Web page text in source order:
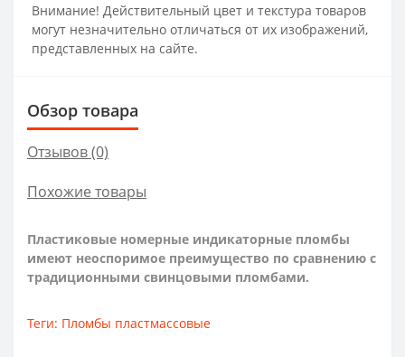
Внимание! Действительный цвет и текстура товаров
могут незначительно отличаться от их изображений,
представленных на сайте.
Обзор товара
Отзывов (0)
Похожие товары
Пластиковые номерные индикаторные пломбы
имеют неоспоримое преимущество по сравнению с
традиционными свинцовыми пломбами.
Теги: Пломбы пластмассовые